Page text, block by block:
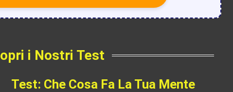
i Nostri Test
Test: Che Cosa Fa La Tua Mente